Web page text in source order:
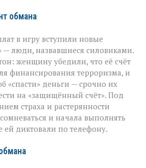
обмана
в игру вступили новые
— люди, назвавшиеся силовиками.
женщину убедили, что её счёт
финансирования терроризма, и
«спасти» деньги — срочно их
на «защищённый счёт». Под
страха и растерянности
и начала выполнять
ей диктовали по телефону.